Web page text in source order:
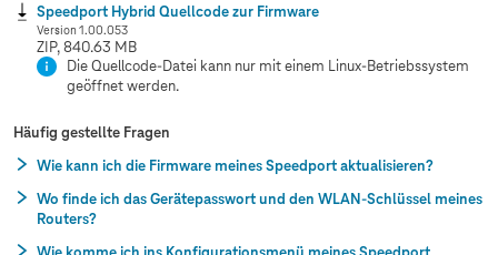
Speedport Hybrid Quellcode zur Firmware
Version 1.00.053
ZIP, 840.63 MB
Die Quellcode-Datei kann nur mit einem Linux-Betriebssystem
geöffnet werden.
Häufig gestellte Fragen
Wie kann ich die Firmware meines Speedport aktualisieren?
Wo finde ich das Gerätepasswort und den WLAN-Schlüssel meines
Routers?